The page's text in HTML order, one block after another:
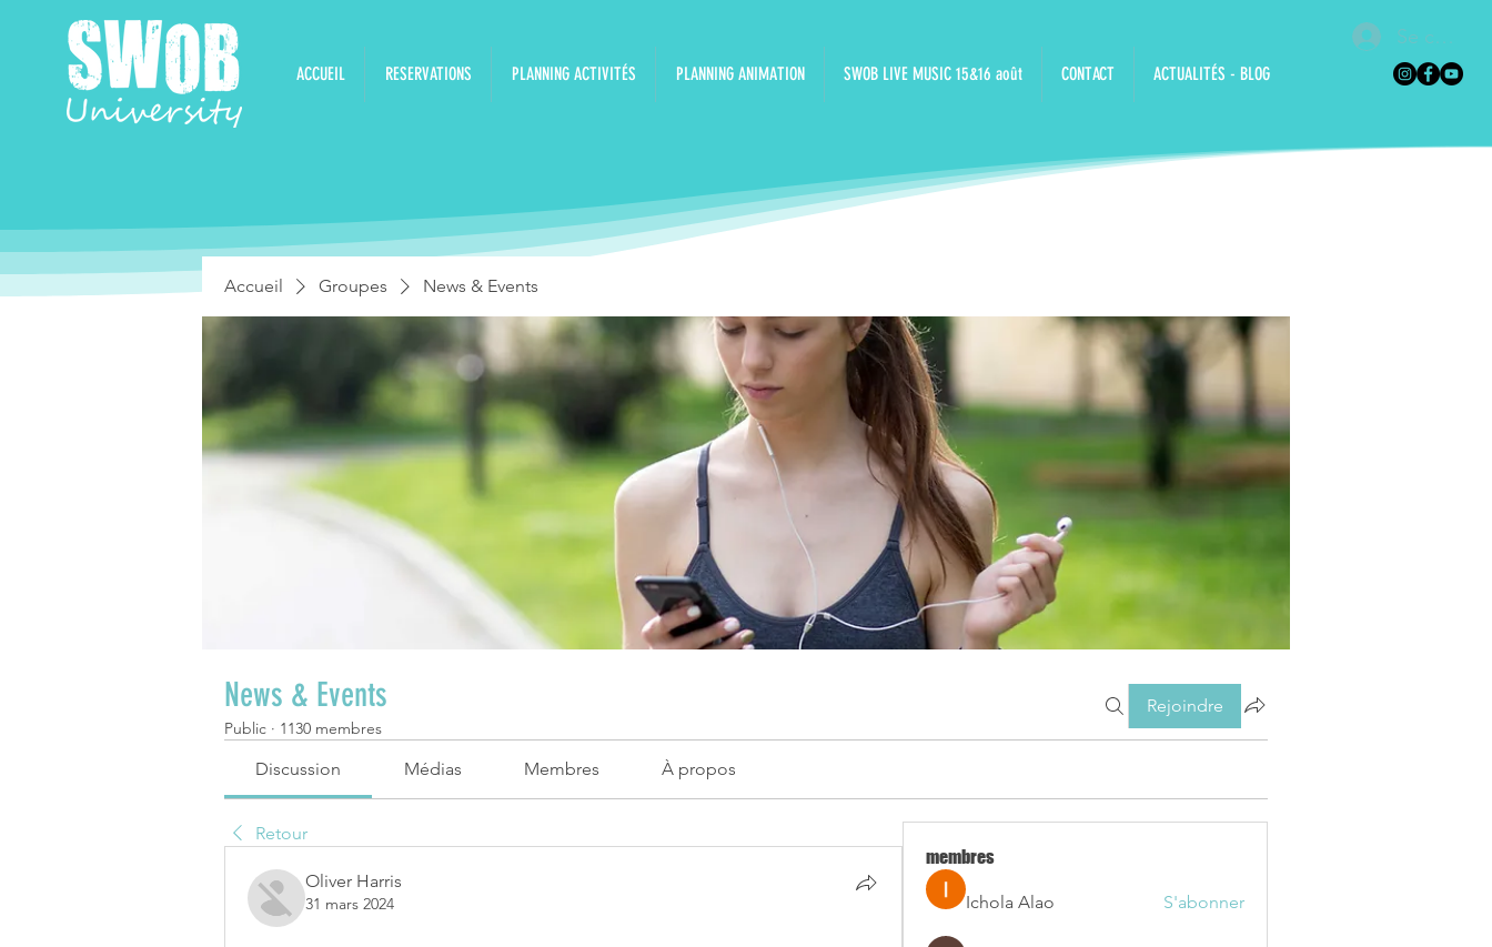
Se
ACCUEIL RESERVATIONS PLANNING ACTIVITÉS PLANNING ANIMATION SWOB LIVE MUSIC 15&16 août CONTACT ACTUALITÉS - BLOG
Accueil Groupes News & Events
News & Events
Public · 1130 membres
Rejoindre
Discussion Médias Membres À propos
Retour
Oliver Harris
31 mars 2024
membres
Ichola Alao S'abonner